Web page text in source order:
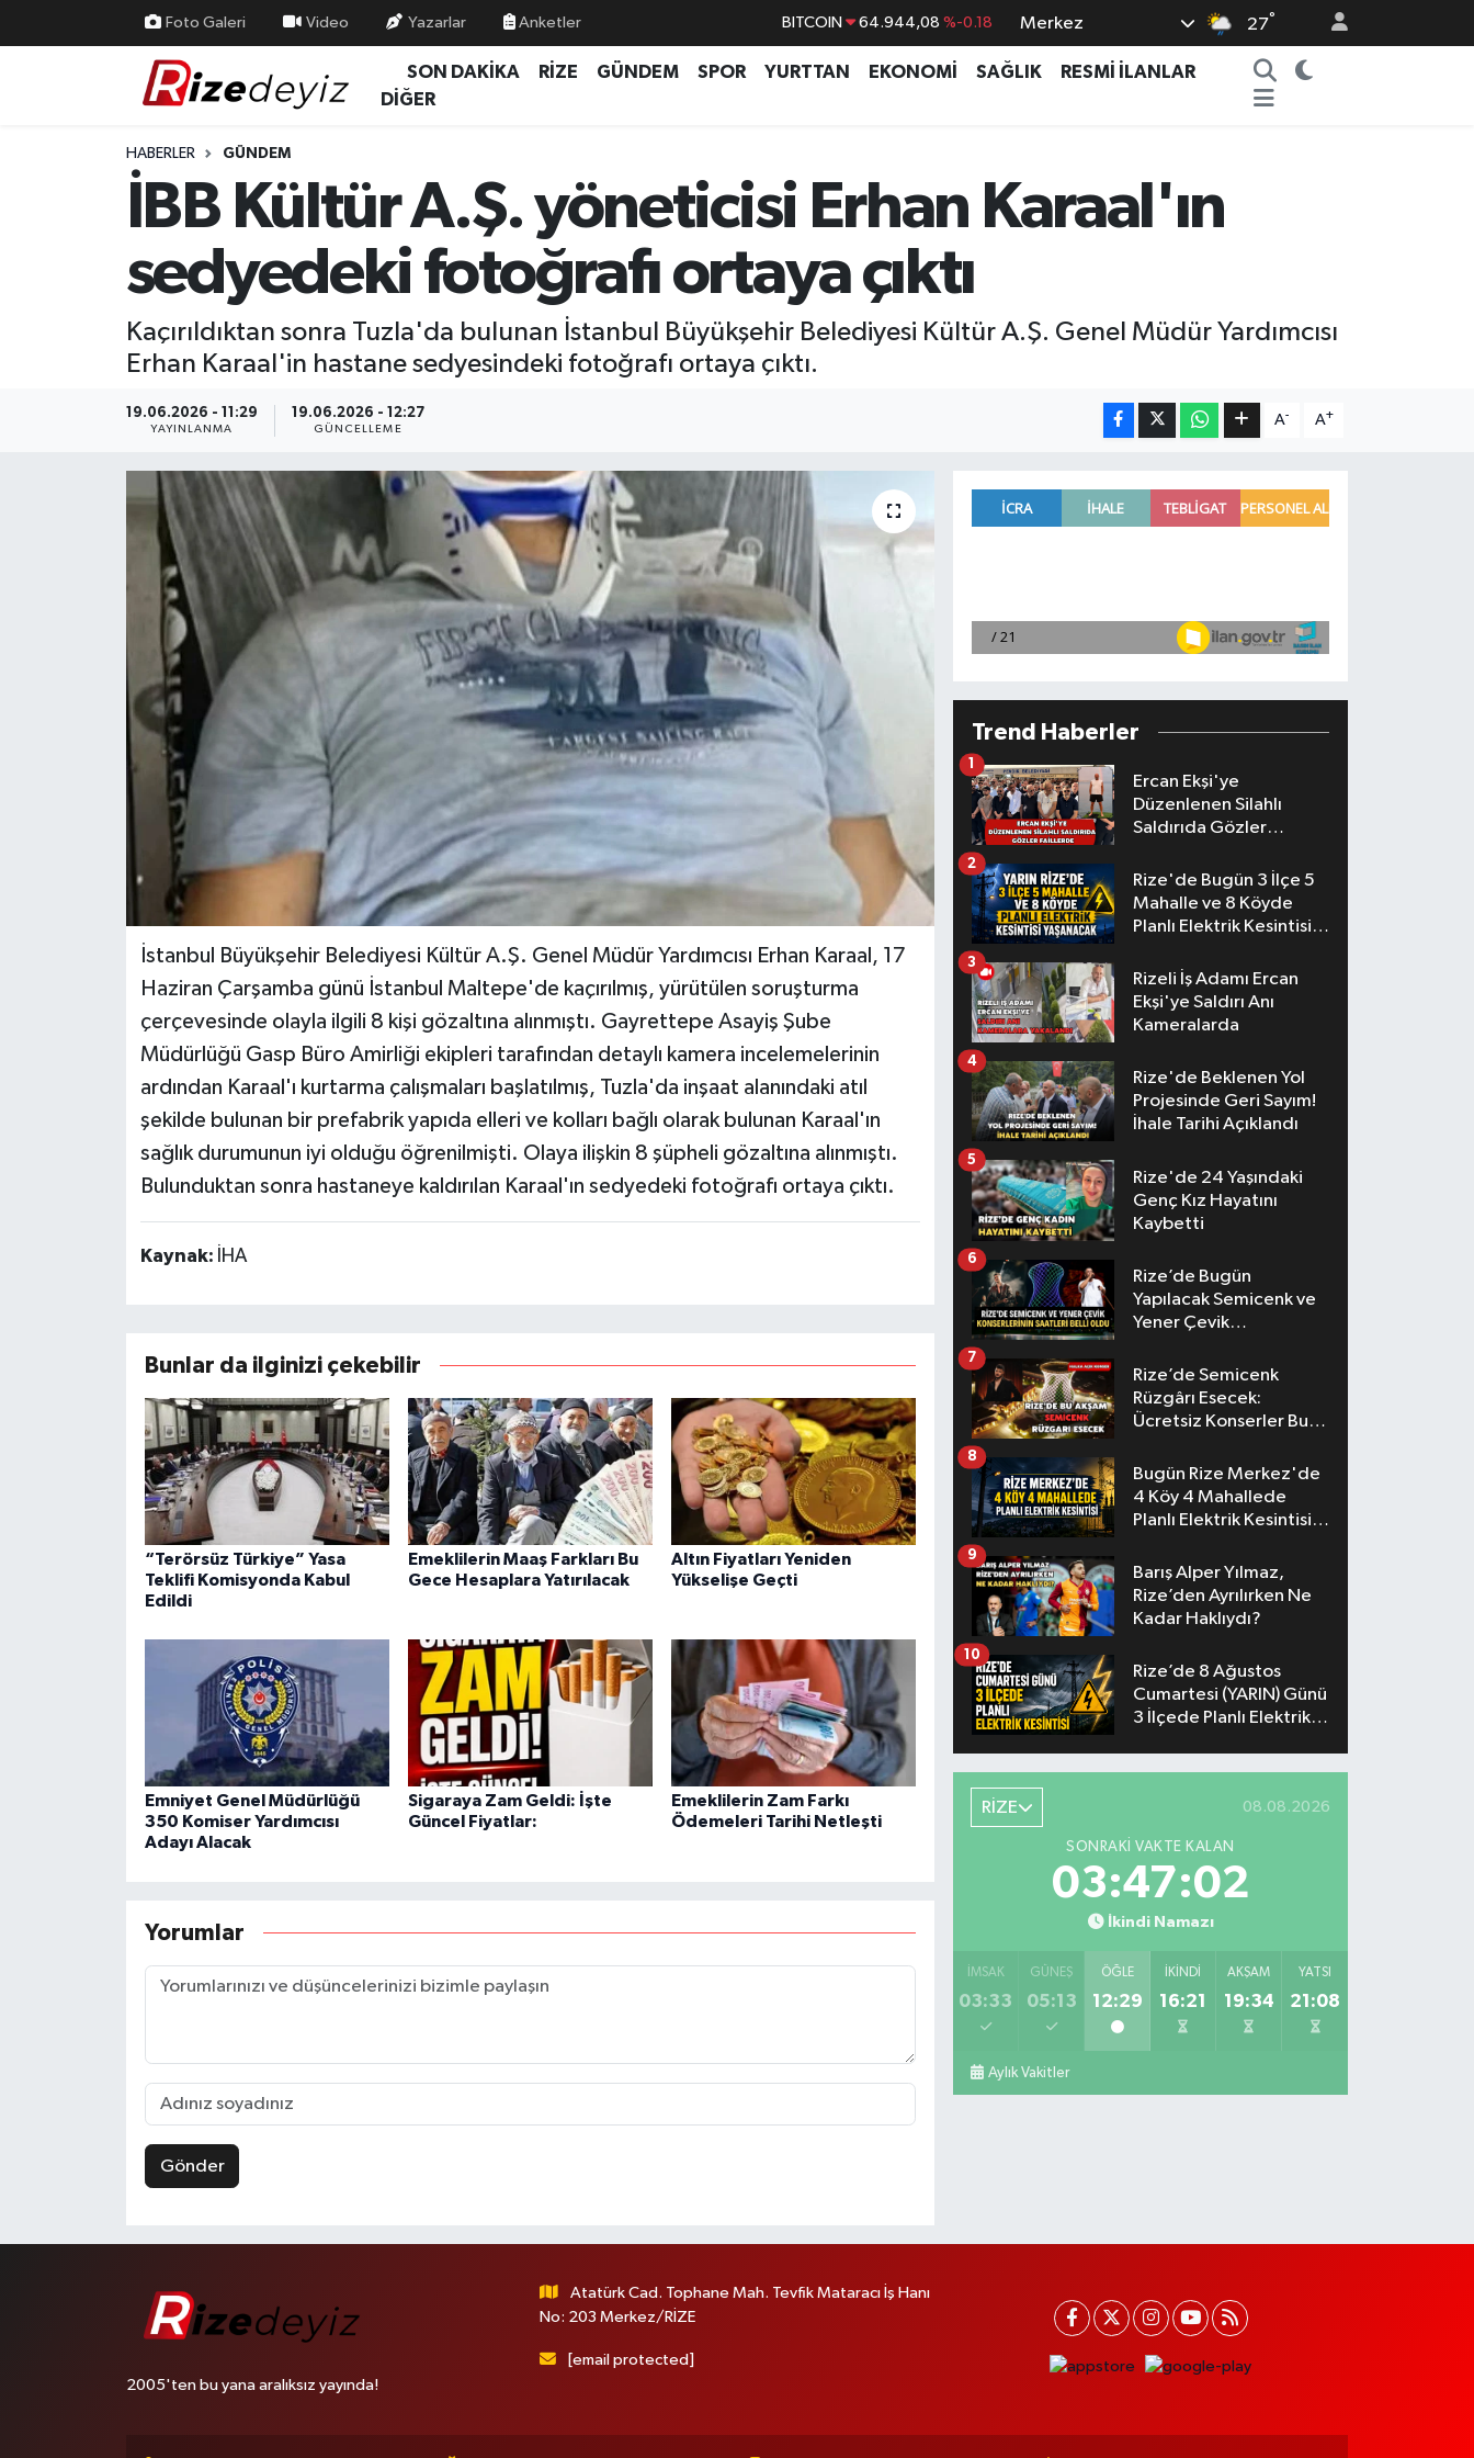
Foto Galeri Video Yazarlar Anketler BITCOIN 64.944,08 %-0.18
DOLAR 47,7436 %0.18
GRAM ALTIN 6660.55 %0.03
BİST100 13.779
Merkez 27°
SON DAKİKA RİZE GÜNDEM SPOR YURTTAN EKONOMİ SAĞLIK
RESMİ İLANLAR
DİĞER
HABERLER GÜNDEM
İBB Kültür A.Ş. yöneticisi Erhan Karaal'ın
sedyedeki fotoğrafı ortaya çıktı
Kaçırıldıktan sonra Tuzla'da bulunan İstanbul Büyükşehir Belediyesi Kültür A.Ş. Genel Müdür Yardımcısı
Erhan Karaal'in hastane sedyesindeki fotoğrafı ortaya çıktı.
19.06.2026 - 11:29
YAYINLANMA
19.06.2026 - 12:27
GÜNCELLEME
A- A+
İstanbul Büyükşehir Belediyesi Kültür A.Ş. Genel Müdür Yardımcısı Erhan Karaal, 17
Haziran Çarşamba günü İstanbul Maltepe'de kaçırılmış, yürütülen soruşturma
çerçevesinde olayla ilgili 8 kişi gözaltına alınmıştı. Gayrettepe Asayiş Şube
Müdürlüğü Gasp Büro Amirliği ekipleri tarafından detaylı kamera incelemelerinin
ardından Karaal'ı kurtarma çalışmaları başlatılmış, Tuzla'da inşaat alanındaki atıl
şekilde bulunan bir prefabrik yapıda elleri ve kolları bağlı olarak bulunan Karaal'ın
sağlık durumunun iyi olduğu öğrenilmişti. Olaya ilişkin 8 şüpheli gözaltına alınmıştı.
Bulunduktan sonra hastaneye kaldırılan Karaal'ın sedyedeki fotoğrafı ortaya çıktı.
Kaynak: İHA
Bunlar da ilginizi çekebilir
“Terörsüz Türkiye” Yasa
Teklifi Komisyonda Kabul
Edildi
Emeklilerin Maaş Farkları Bu
Gece Hesaplara Yatırılacak
Altın Fiyatları Yeniden
Yükselişe Geçti
Emniyet Genel Müdürlüğü
350 Komiser Yardımcısı
Adayı Alacak
Sigaraya Zam Geldi: İşte
Güncel Fiyatlar:
Emeklilerin Zam Farkı
Ödemeleri Tarihi Netleşti
Yorumlar
Gönder
Trend Haberler
Ercan Ekşi'ye
Düzenlenen Silahlı
Saldırıda Gözler
1
Rize'de Bugün 3 İlçe 5
Mahalle ve 8 Köyde
Planlı Elektrik Kesintisi
2
Rizeli İş Adamı Ercan
Ekşi'ye Saldırı Anı
Kameralarda
3
Rize'de Beklenen Yol
Projesinde Geri Sayım!
İhale Tarihi Açıklandı
4
Rize'de 24 Yaşındaki
Genç Kız Hayatını
Kaybetti
5
Rize’de Bugün
Yapılacak Semicenk ve
Yener Çevik
Belli Oldu
6
Rize’de Semicenk
Rüzgârı Esecek:
Ücretsiz Konserler Bu
7
Bugün Rize Merkez'de
4 Köy 4 Mahallede
Planlı Elektrik Kesintisi
8
Barış Alper Yılmaz,
Rize’den Ayrılırken Ne
Kadar Haklıydı?
9
Rize’de 8 Ağustos
Cumartesi (YARIN) Günü
3 İlçede Planlı Elektrik
10
RİZE 08.08.2026
SONRAKI VAKTE KALAN
03:47:01
İkindi Namazı
İMSAK
03:33
GÜNEŞ
05:13
ÖĞLE
12:29
İKINDI
16:21
AKŞAM
19:34
YATSI
21:08
Aylık Vakitler
2005'ten bu yana aralıksız yayında!
Atatürk Cad. Tophane Mah. Tevfik Mataracı İş Hanı
No: 203 Merkez/RİZE
[email protected]
Yurttan Haberler
Rize Nöbetçi Eczaneler
Rize Trafik Yoğunluk Haritası
Süper Lig Puan Durumu ve Fikstür
Son Dakika Haberleri
Haber Arşivi